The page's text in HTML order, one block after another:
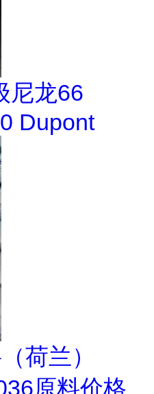
尼龙66
Dupont
荷兰）
原料价格